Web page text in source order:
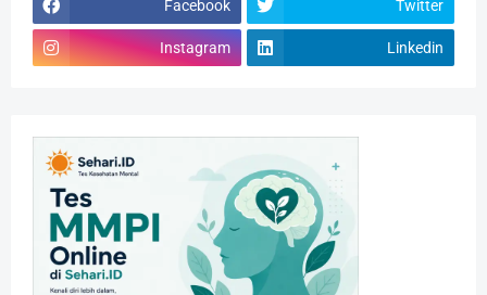
Facebook Twitter
Instagram Linkedin